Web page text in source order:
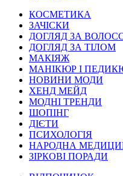
КОСМЕТИКА
ЗАЧІСКИ
ДОГЛЯД ЗА
ДОГЛЯД ЗА ТІЛОМ
МАКІЯЖ
МАНІКЮР І
НОВИНИ МОДИ
ХЕНД МЕЙД
МОДНІ ТРЕНДИ
ШОПІНГ
ДІЄТИ
ПСИХОЛОГІЯ
НАРОДНА
ЗІРКОВІ ПОРАДИ